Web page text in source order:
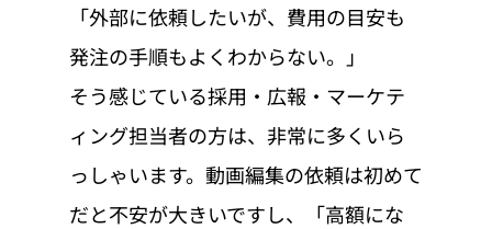
「外部に依頼したいが、費用の目安も
発注の手順もよくわからない。」
そう感じている採用・広報・マーケテ
ィング担当者の方は、非常に多くいら
っしゃいます。動画編集の依頼は初めて
だと不安が大きいですし、「高額にな